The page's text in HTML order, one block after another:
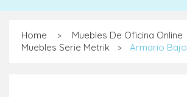
Home > Muebles De Oficina Online
Muebles Serie Metrik > Armario Bajo